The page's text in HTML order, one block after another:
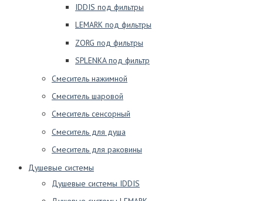
IDDIS под фильтры
LEMARK под фильтры
ZORG под фильтры
SPLENKA под фильтр
Смеситель нажимной
Смеситель шаровой
Смеситель сенсорный
Смеситель для душа
Смеситель для раковины
Душевые системы
Душевые системы IDDIS